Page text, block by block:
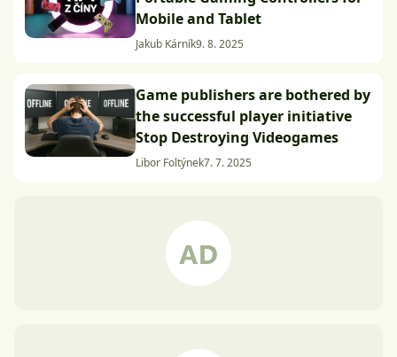
Mobile and Tablet
Jakub Kárník9. 8. 2025
Game publishers are bothered by
the successful player initiative
Stop Destroying Videogames
Libor Foltýnek7. 7. 2025